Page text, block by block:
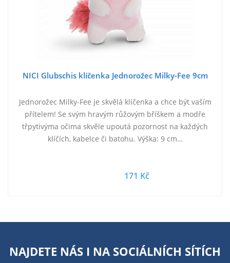
NICI Glubschis klíčenka Jednorožec Milky-Fee 9cm
Jednorožec Milky-Fee je skvělá klíčenka a chce být vaším
přítelem! Se svým hravým růžovým bříškem a modře
třpytivýma očima skvěle upoutá pozornost na každých
klíčích, kabelce či batohu. Výška: 9 cm…
171 Kč
NAJDETE NÁS I NA SOCIÁLNÍCH SÍTÍCH